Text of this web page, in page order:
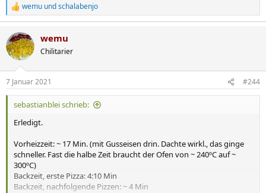
R
e
k
t
i
e
n
wemu undschalabenjo
wemu
Chilitarier
7 Januar 2021 #244
sebastianblei schrieb:
Erledigt.
Vorheizzeit: ~ 17 Min. (mit Gusseisen drin. Dachte wirkl., das ginge
schneller. Fast die halbe Zeit braucht der Ofen von ~ 240ºC auf ~
300ºC)
Backzeit, erste Pizza: 4:10 Min
Backzeit, nachfolgende Pizzen: ~ 4 Min